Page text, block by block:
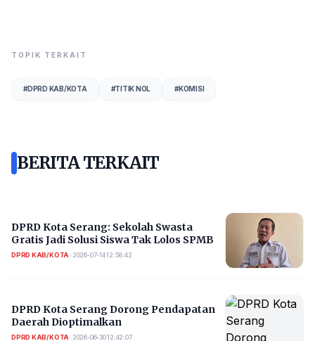
TOPIK TERKAIT
#DPRD KAB/KOTA #TITIK NOL #KOMISI
BERITA TERKAIT
DPRD Kota Serang: Sekolah Swasta
Gratis Jadi Solusi Siswa Tak Lolos SPMB
DPRD KAB/KOTA• 2026-07-14 12:58:42
DPRD Kota Serang Dorong Pendapatan
Daerah Dioptimalkan
DPRD KAB/KOTA• 2026-06-30 12:42:07